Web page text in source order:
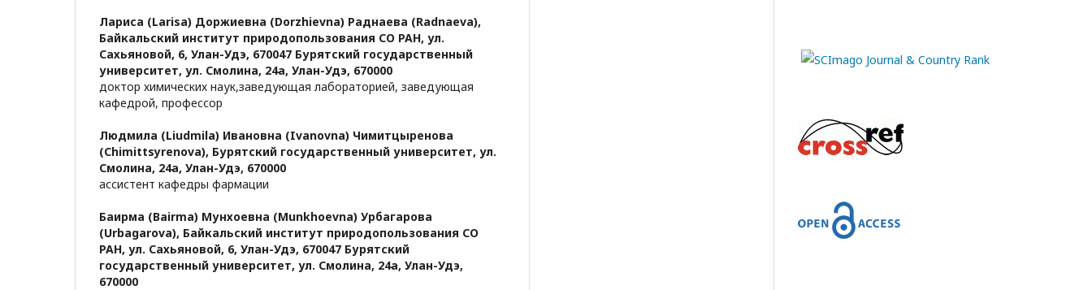
Лариса (Larisa) Доржиевна (Dorzhievna) Раднаева (Radnaeva),
Байкальский институт природопользования СО РАН, ул.
Сахьяновой, 6, Улан-Удэ, 670047 Бурятский государственный
университет, ул. Смолина, 24а, Улан-Удэ, 670000
доктор химических наук,заведующая лабораторией, заведующая
кафедрой, профессор
Людмила (Liudmila) Ивановна (Ivanovna) Чимитцыренова
(Chimittsyrenova), Бурятский государственный университет, ул.
Смолина, 24а, Улан-Удэ, 670000
ассистент кафедры фармации
Баирма (Bairma) Мунхоевна (Munkhoevna) Урбагарова
(Urbagarova), Байкальский институт природопользования СО
РАН, ул. Сахьяновой, 6, Улан-Удэ, 670047 Бурятский
государственный университет, ул. Смолина, 24а, Улан-Удэ,
670000